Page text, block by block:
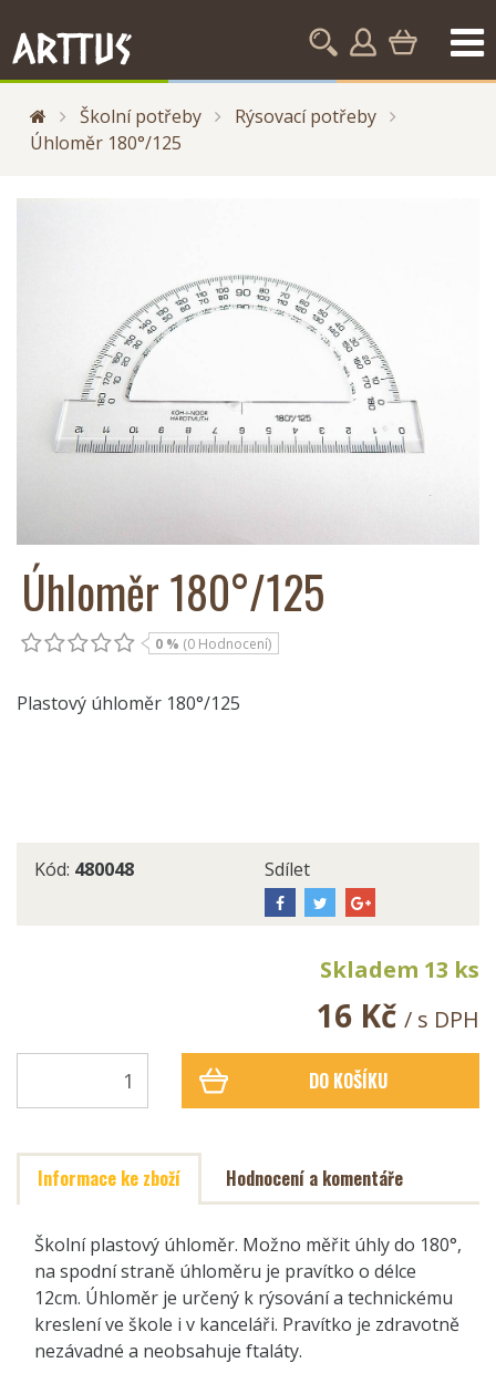
Školní potřeby
Rýsovací potřeby
Úhloměr 180°/125
Úhloměr 180°/125
0 % (0 Hodnocení)
Plastový úhloměr 180°/125
Kód: 480048 Sdílet
Skladem 13 ks
16 Kč / s DPH
DO KOŠÍKU
Informace ke zboží Hodnocení a komentáře
Školní plastový úhloměr. Možno měřit úhly do 180°,
na spodní straně úhloměru je pravítko o délce
12cm. Úhloměr je určený k rýsování a technickému
kreslení ve škole i v kanceláři. Pravítko je zdravotně
nezávadné a neobsahuje ftaláty.